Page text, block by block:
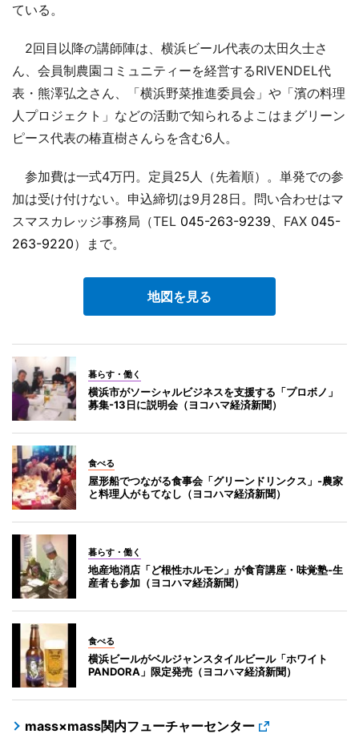
ている。
2回目以降の講師陣は、横浜ビール代表の太田久士さ
ん、会員制農園コミュニティーを経営するRIVENDEL代
表・熊澤弘之さん、「横浜野菜推進委員会」や「濱の料理
人プロジェクト」などの活動で知られるよこはまグリーン
ピース代表の椿直樹さんらを含む6人。
参加費は一式4万円。定員25人（先着順）。単発での参
加は受け付けない。申込締切は9月28日。問い合わせはマ
スマスカレッジ事務局（TEL 045-263-9239 、FAX 045-
263-9220）まで。
地図を見る
暮らす・働く
横浜市がソーシャルビジネスを支援する「プロボノ」
募集-13日に説明会（ヨコハマ経済新聞）
食べる
屋形船でつながる食事会「グリーンドリンクス」-農家
と料理人がもてなし（ヨコハマ経済新聞）
暮らす・働く
地産地消店「ど根性ホルモン」が食育講座・味覚塾-生
産者も参加（ヨコハマ経済新聞）
食べる
横浜ビールがベルジャンスタイルビール「ホワイト
PANDORA」限定発売（ヨコハマ経済新聞）
mass×mass関内フューチャーセンター